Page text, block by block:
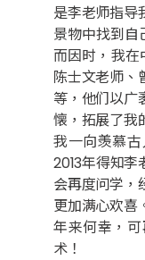
是李老师指导
景物中找到
而因时，我在
陈士文老师、
等，他们以广
懐，拓展了我
我一向羡慕
2013年得知
会再度问学，
更加满心欢喜
年来何幸，
术！